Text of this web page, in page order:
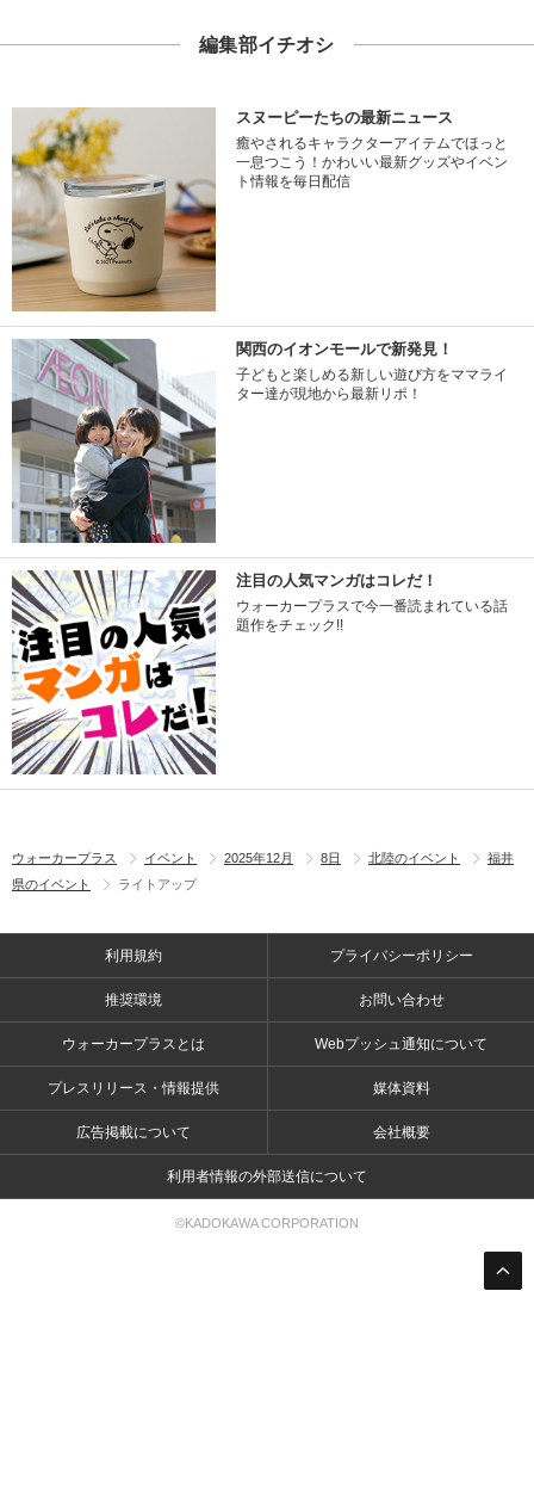
編集部イチオシ
スヌーピーたちの最新ニュース
癒やされるキャラクターアイテムでほっと
一息つこう！かわいい最新グッズやイベン
ト情報を毎日配信
関西のイオンモールで新発見！
子どもと楽しめる新しい遊び方をママライ
ター達が現地から最新リポ！
注目の人気マンガはコレだ！
ウォーカープラスで今一番読まれている話
題作をチェック!!
ウォーカープラス イベント 2025年12月 8日 北陸のイベント
福井
県のイベント
ライトアップ
利用規約 プライバシーポリシー
推奨環境 お問い合わせ
ウォーカープラスとは Webプッシュ通知について
プレスリリース・情報提供 媒体資料
広告掲載について 会社概要
利用者情報の外部送信について
©KADOKAWA CORPORATION